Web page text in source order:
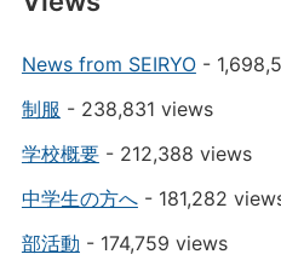
News from SEIRYO-
制服 - 238,831 views
学校概要- 212,388 views
中学生の方へ- 181,282
部活動 - 174,759 views